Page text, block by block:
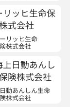
リッヒ生命
株式会社
動あんしん生命
株式会社